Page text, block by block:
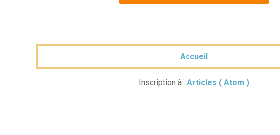
Accueil
Inscription à :Articles ( Atom )